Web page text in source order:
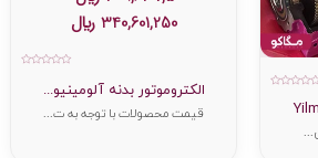
الکتروموتور بدنه آلومینیو...
340,601,250 ﷼
قیمت محصولات با توجه به ت...